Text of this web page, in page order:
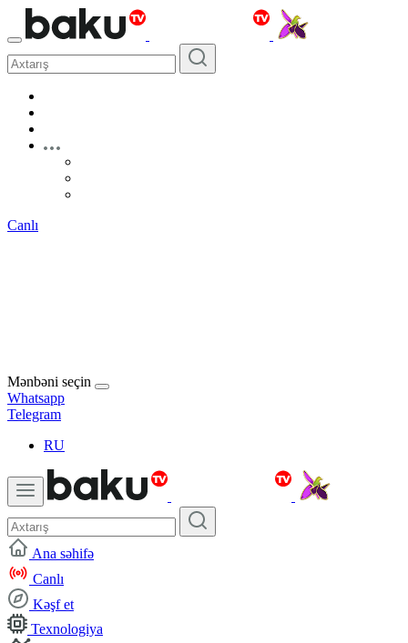
Canlı
Mənbəni seçin
Whatsapp
Telegram
RU
Ana səhifə
Canlı
Kəşf et
Texnologiya